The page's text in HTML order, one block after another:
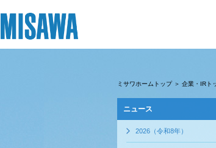
住まい
建てる [注文住宅]
土地活用
個人のお客さま
リフォーム
戸建て・マンショ
まちづくり
複合開発・投資開
オーナー
サポートメニュー
企業・IR情
企業・IR
ミサワホームトップ＞ 企業・IRト
ニュース
2026（令和8年）